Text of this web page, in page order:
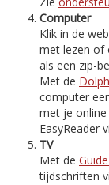
Computer
Klik in de
met lezen of
als een zip-
Met de
computer
met je
EasyReader
TV
Met de
tijdschriften